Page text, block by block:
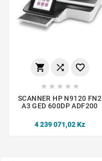
  
    
SCANNER HP N9120 FN2
A3 GED 600DP ADF200
4 239 071,02 Kz